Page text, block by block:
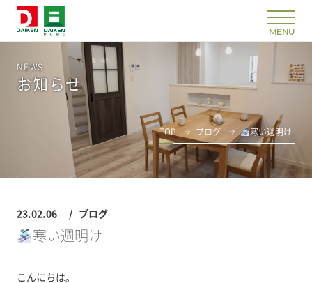
NEWS
お知らせ
TOP ブログ 寒い週明け
23.02.06 ブログ
寒い週明け
こんにちは。